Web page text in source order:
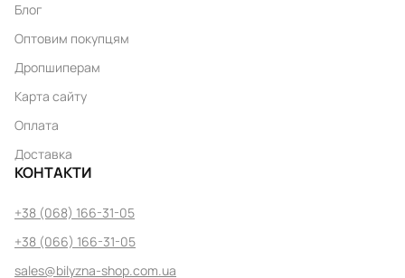
Блог
Оптовим покупцям
Дропшиперам
Карта сайту
Оплата
Доставка
КОНТАКТИ
+38 (068) 166-31-05
+38 (066) 166-31-05
sales@bilyzna-shop.com.ua